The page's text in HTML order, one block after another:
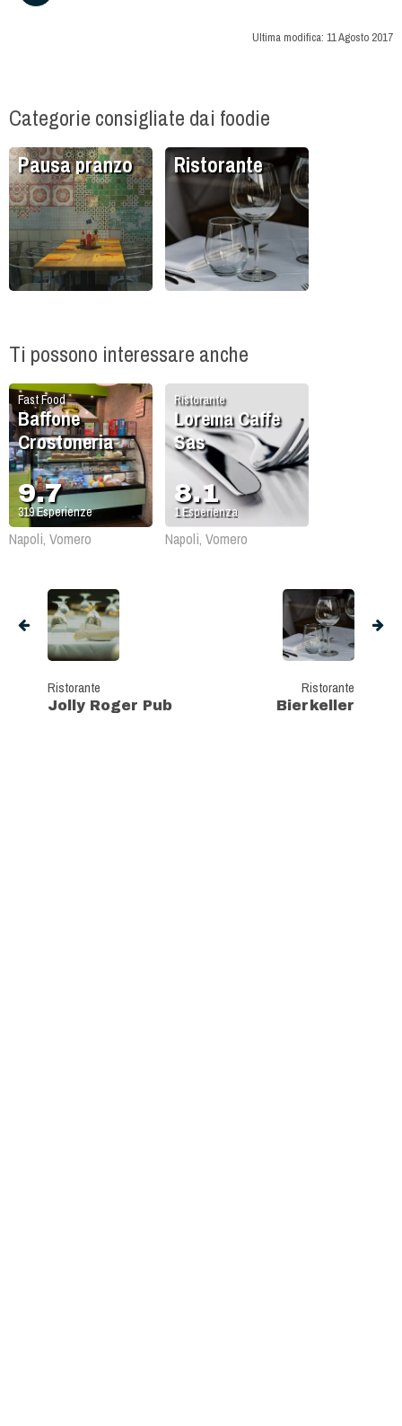
Ultima modifica: 11 Agosto 2017
Categorie consigliate dai foodie
Pausa pranzo Ristorante
Ti possono interessare anche
Fast Food
Baffone
Crostoneria
9.7
319Esperienze
Napoli, Vomero
Ristorante
Lorema Caffe
Sas
8.1
1Esperienza
Napoli, Vomero
Ristorante
Jolly Roger Pub
Ristorante
Bierkeller